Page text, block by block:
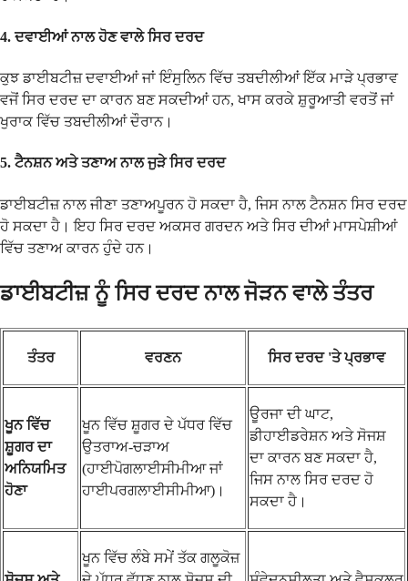
4.ਦਵਾਈਆਂ ਨਾਲ ਹੋਣ ਵਾਲੇ ਸਿਰ ਦਰਦ
ਕੁਝ ਡਾਈਬਟੀਜ਼ ਦਵਾਈਆਂ ਜਾਂ ਇੰਸੁਲਿਨ ਵਿੱਚ ਤਬਦੀਲੀਆਂ ਇੱਕ ਮਾੜੇ ਪ੍ਰਭਾਵ
ਵਜੋਂ ਸਿਰ ਦਰਦ ਦਾ ਕਾਰਨ ਬਣ ਸਕਦੀਆਂ ਹਨ, ਖਾਸ ਕਰਕੇ ਸ਼ੁਰੂਆਤੀ ਵਰਤੋਂ ਜਾਂ
ਖੁਰਾਕ ਵਿੱਚ ਤਬਦੀਲੀਆਂ ਦੌਰਾਨ।
5. ਟੈਨਸ਼ਨ ਅਤੇ ਤਣਾਅ ਨਾਲ ਜੁੜੇ ਸਿਰ ਦਰਦ
ਡਾਈਬਟੀਜ਼ ਨਾਲ ਜੀਣਾ ਤਣਾਅਪੂਰਨ ਹੋ ਸਕਦਾ ਹੈ, ਜਿਸ ਨਾਲ ਟੈਨਸ਼ਨ ਸਿਰ ਦਰਦ
ਹੋ ਸਕਦਾ ਹੈ। ਇਹ ਸਿਰ ਦਰਦ ਅਕਸਰ ਗਰਦਨ ਅਤੇ ਸਿਰ ਦੀਆਂ ਮਾਸਪੇਸ਼ੀਆਂ
ਵਿੱਚ ਤਣਾਅ ਕਾਰਨ ਹੁੰਦੇ ਹਨ।
ਡਾਈਬਟੀਜ਼ ਨੂੰ ਸਿਰ ਦਰਦ ਨਾਲ ਜੋੜਨ ਵਾਲੇ ਤੰਤਰ
ਤੰਤਰ ਵਰਣਨ ਸਿਰ ਦਰਦ 'ਤੇ ਪ੍ਰਭਾਵ
ਖੂਨ ਵਿੱਚ
ਸ਼ੂਗਰ ਦਾ
ਅਨਿਯਮਿਤ
ਹੋਣਾ
ਖੂਨ ਵਿੱਚ ਸ਼ੂਗਰ ਦੇ ਪੱਧਰ ਵਿੱਚ
ਉਤਰਾਅ-ਚੜਾਅ
(ਹਾਈਪੋਗਲਾਈਸੀਮੀਆ ਜਾਂ
ਹਾਈਪਰਗਲਾਈਸੀਮੀਆ)।
ਊਰਜਾ ਦੀ ਘਾਟ,
ਡੀਹਾਈਡਰੇਸ਼ਨ ਅਤੇ ਸੋਜਸ਼
ਦਾ ਕਾਰਨ ਬਣ ਸਕਦਾ ਹੈ,
ਜਿਸ ਨਾਲ ਸਿਰ ਦਰਦ ਹੋ
ਸਕਦਾ ਹੈ।
ਖੂਨ ਵਿੱਚ ਲੰਬੇ ਸਮੇਂ ਤੱਕ ਗਲੂਕੋਜ਼